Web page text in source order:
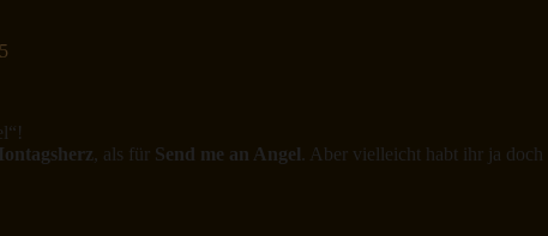
, als für Send me an Angel. Aber vielleicht habt ihr ja